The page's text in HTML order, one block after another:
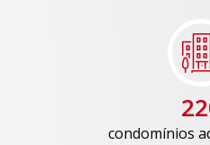
condomínios